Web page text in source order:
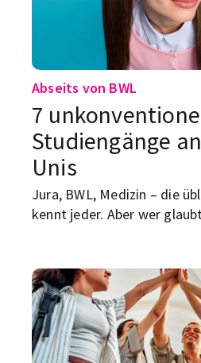
Abseits von BWL
7
Studiengänge
Unis
Jura, BWL, Medizin – die
kennt jeder. Aber wer
wenig Überraschung, liegt
Hörsaal, Labor und Mensa
Studiengänge, bei denen
Moment mal – das kann
studieren? Ja, kann man!